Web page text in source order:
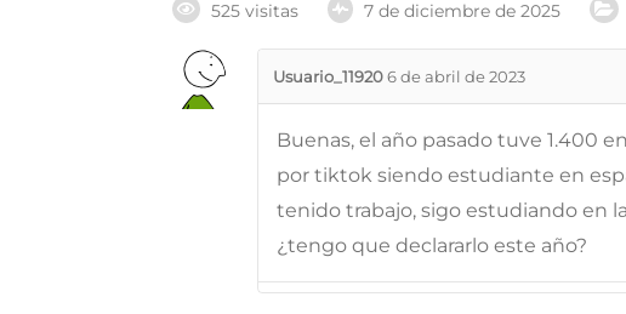
525 visitas 7 de diciembre de 2025
Usuario_119206 de abril de 2023
Buenas, el año pasado tuve 1.400
por tiktok siendo estudiante en
tenido trabajo, sigo estudiando en
¿tengo que declararlo este año?